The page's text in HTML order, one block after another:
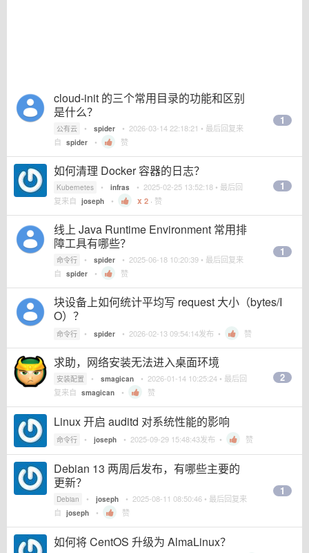
cloud-init 的三个常用目录的功能和区别
是什么？
公有云 • spider • 2026-03-14 22:18:21 • 最后回复来
自 spider • 赞
1
如何清理 Docker 容器的日志？
Kubernetes • infras • 2025-02-25 13:52:18 • 最后回
复来自 joseph • 2 · 赞
1
线上 Java Runtime Environment 常用排
障工具有哪些？
命令行 • spider • 2025-06-18 10:20:39 • 最后回复来
自 spider • 赞
1
块设备上如何统计平均写 request 大小（bytes/I
O）？
命令行 • spider • 2026-02-13 09:54:14发布 • 赞
求助，网络安装无法进入桌面环境
安装配置 • smagican • 2026-01-14 10:25:24 • 最后回
复来自 smagican • 赞
2
Linux 开启 auditd 对系统性能的影响
命令行 • joseph • 2025-09-29 15:48:43发布 • 赞
Debian 13 两周后发布，有哪些主要的
更新？
Debian • joseph • 2025-08-11 08:50:46 • 最后回复来
自 joseph • 赞
1
如何将 CentOS 升级为 AlmaLinux？